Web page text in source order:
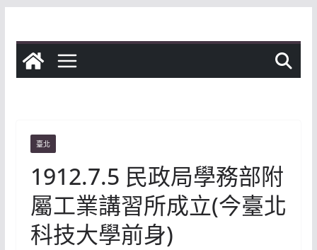
content
臺北
1912.7.5 民政局學務部附
屬工業講習所成立(今臺北
科技大學前身)